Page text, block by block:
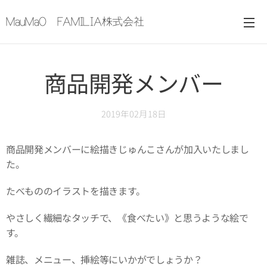
MauMaO FAMILIA株式会社
商品開発メンバー
2019年02月18日
商品開発メンバーに絵描きじゅんこさんが加入いたしまし
た。
たべもののイラストを描きます。
やさしく繊細なタッチで、《食べたい》と思うような絵で
す。
雑誌、メニュー、挿絵等にいかがでしょうか？